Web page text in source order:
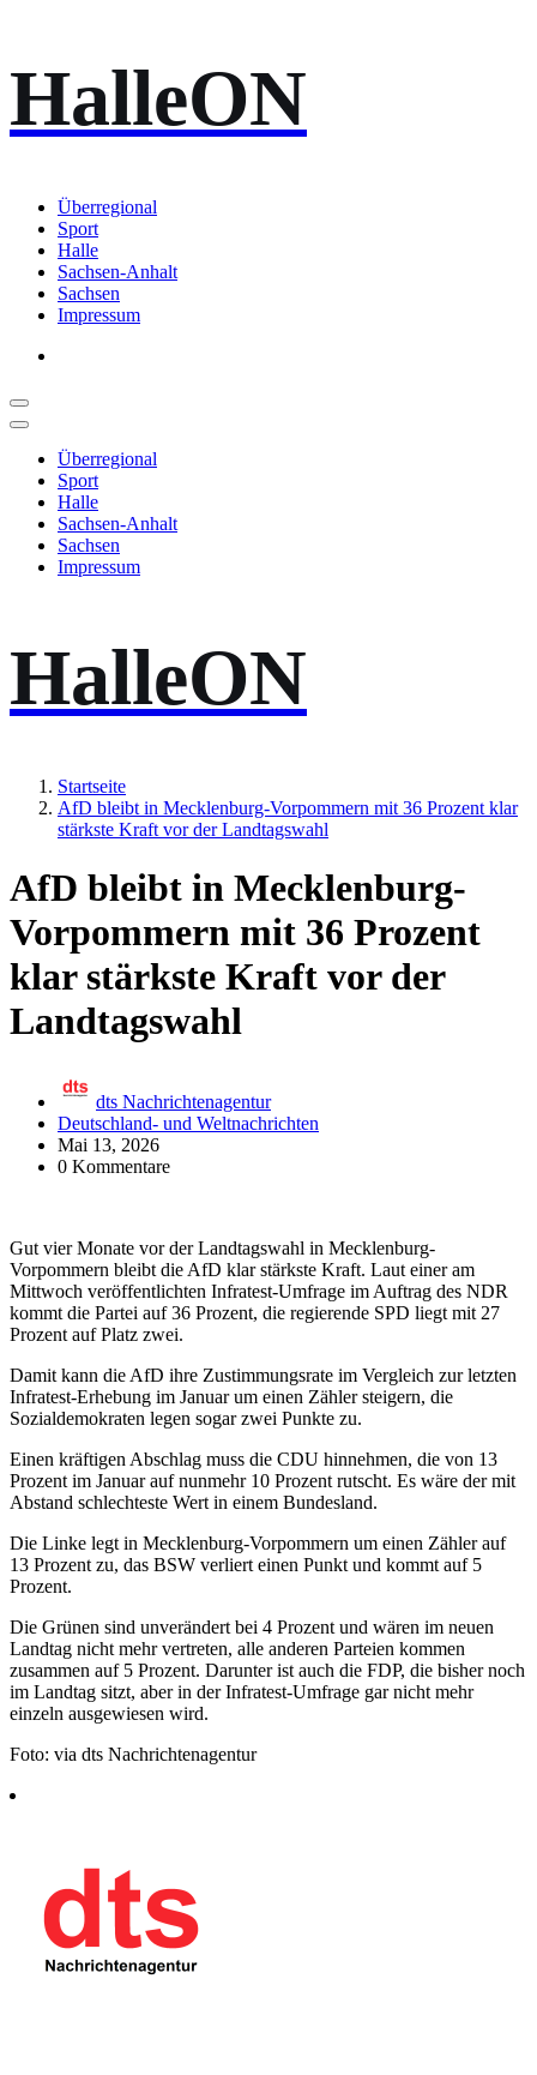
Inhalt
springen
HalleON
Überregional
Sport
Halle
Sachsen-Anhalt
Sachsen
Impressum
Überregional
Sport
Halle
Sachsen-Anhalt
Sachsen
Impressum
HalleON
Startseite
AfD bleibt in Mecklenburg-Vorpommern mit 36 Prozent klar
stärkste Kraft vor der Landtagswahl
AfD bleibt in Mecklenburg-
Vorpommern mit 36 Prozent
klar stärkste Kraft vor der
Landtagswahl
dts Nachrichtenagentur
Deutschland- und Weltnachrichten
Mai 13, 2026
0 Kommentare
Gut vier Monate vor der Landtagswahl in Mecklenburg-
Vorpommern bleibt die AfD klar stärkste Kraft. Laut einer am
Mittwoch veröffentlichten Infratest-Umfrage im Auftrag des NDR
kommt die Partei auf 36 Prozent, die regierende SPD liegt mit 27
Prozent auf Platz zwei.
Damit kann die AfD ihre Zustimmungsrate im Vergleich zur letzten
Infratest-Erhebung im Januar um einen Zähler steigern, die
Sozialdemokraten legen sogar zwei Punkte zu.
Einen kräftigen Abschlag muss die CDU hinnehmen, die von 13
Prozent im Januar auf nunmehr 10 Prozent rutscht. Es wäre der mit
Abstand schlechteste Wert in einem Bundesland.
Die Linke legt in Mecklenburg-Vorpommern um einen Zähler auf
13 Prozent zu, das BSW verliert einen Punkt und kommt auf 5
Prozent.
Die Grünen sind unverändert bei 4 Prozent und wären im neuen
Landtag nicht mehr vertreten, alle anderen Parteien kommen
zusammen auf 5 Prozent. Darunter ist auch die FDP, die bisher noch
im Landtag sitzt, aber in der Infratest-Umfrage gar nicht mehr
einzeln ausgewiesen wird.
Foto: via dts Nachrichtenagentur